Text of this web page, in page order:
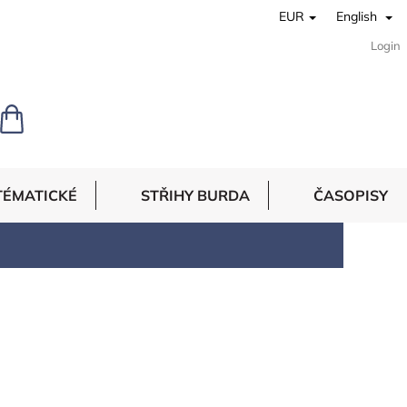
EUR English
Login
SHOPPING
CART
STŘIHY BURDA ČASOPISY